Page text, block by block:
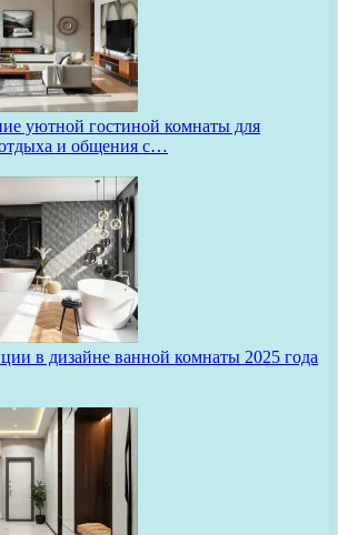
уютной гостиной комнаты для
и общения с…
в дизайне ванной комнаты 2025 года